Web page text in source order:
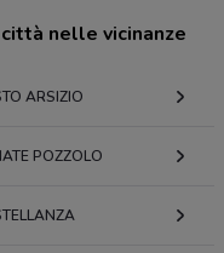
nelle vicinanze
ARSIZIO
POZZOLO